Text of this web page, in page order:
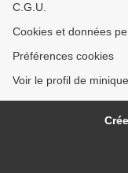
C.G.U.
Cookies et données
Préférences cookies
Voir le profil de